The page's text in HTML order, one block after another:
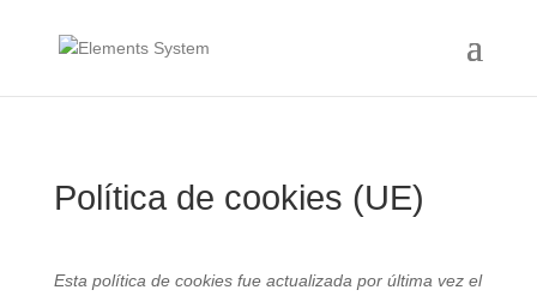
Política de cookies (UE)
Esta política de cookies fue actualizada por última vez el